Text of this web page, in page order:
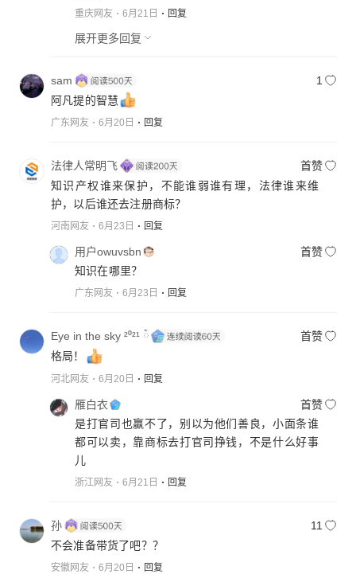
重庆网友 6月21日 回复
展开更多回复
sam
1
阿凡提的智慧
广东网友 6月20日 回复
法律人常明飞
首赞
知识产权谁来保护，不能谁弱谁有理，法律谁来维
护，以后谁还去注册商标？
河南网友 6月23日 回复
用户owuvsbn
首赞
知识在哪里？
广东网友 6月23日 回复
Eye in the sky ²⁰²¹ ོ
首赞
格局！
河北网友 6月20日 回复
雁白衣
首赞
是打官司也赢不了，别以为他们善良，小面条谁
都可以卖，靠商标去打官司挣钱，不是什么好事
儿
浙江网友 6月21日 回复
孙
11
不会准备带货了吧？？
安徽网友 6月20日 回复